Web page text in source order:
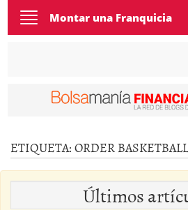
Toggle
navigation
Montar una Franquicia
ETIQUETA:ORDER
Últimos